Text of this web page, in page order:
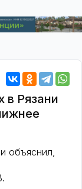
в Рязани
объяснил,